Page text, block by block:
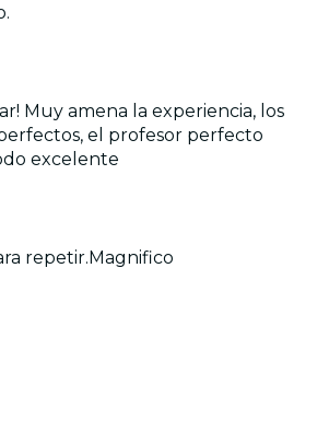
Muy amena la experiencia, los
el profesor perfecto
excelente
repetir.Magnifico